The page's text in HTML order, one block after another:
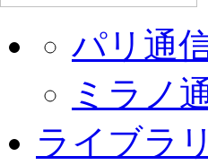
パリ通
ミラノ
ライブラリ